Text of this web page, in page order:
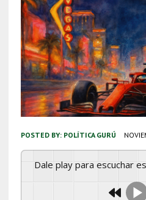
POSTED BY: POLÍTICA GURÚ
Dale play para escuchar